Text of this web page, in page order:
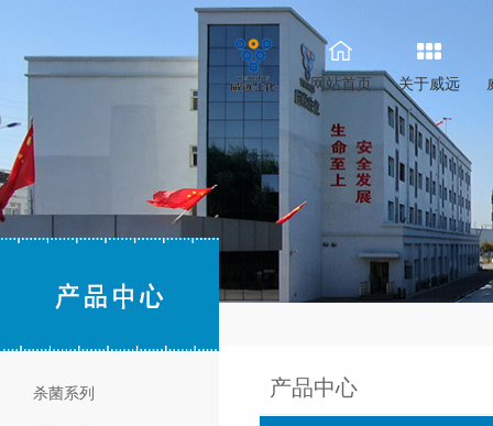
网站首页 关于威远
杀菌系列 产品中心